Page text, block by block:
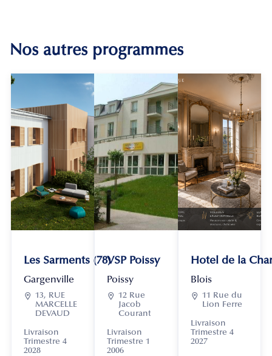
Nos autres programmes
Les Sarments (78)
Gargenville
 13, RUE
MARCELLE
DEVAUD
Livraison
Trimestre 4
2028
VSP Poissy
Poissy
 12 Rue
Jacob
Courant
Livraison
Trimestre 1
2006
Hotel de la
Blois
 11 Rue du
Lion Ferre
Livraison
Trimestre 4
2027